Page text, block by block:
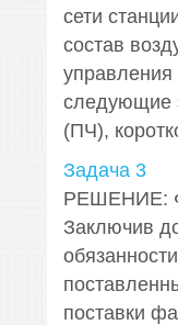
сети
состав
управления
следующие
(ПЧ),
Задача 3
РЕШЕНИЕ:
Заключив
поставки